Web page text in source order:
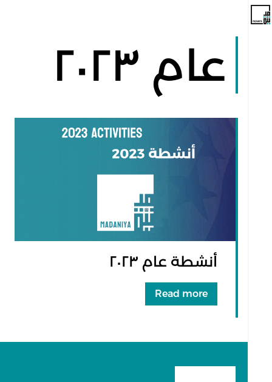
عام ٢٠٢٣
أنشطة عام ٢٠٢٣
Read more